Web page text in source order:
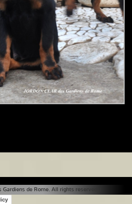
de Rome. All rights reserved. |